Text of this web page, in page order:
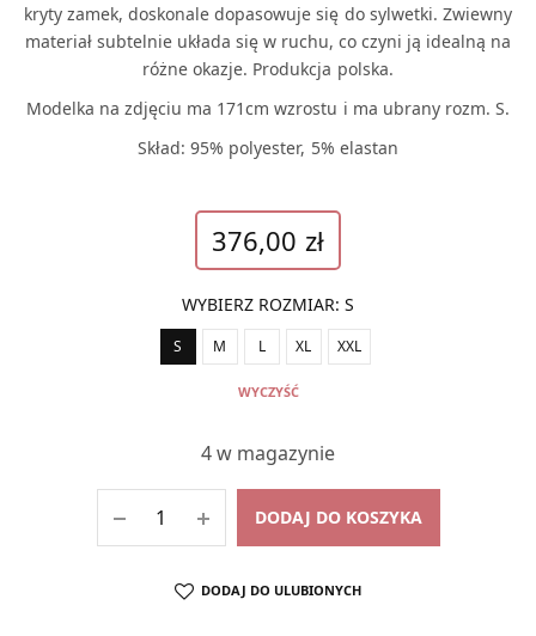
kryty zamek, doskonale dopasowuje się do sylwetki. Zwiewny
materiał subtelnie układa się w ruchu, co czyni ją idealną na
różne okazje. Produkcja polska.
Modelka na zdjęciu ma 171cm wzrostu i ma ubrany rozm. S.
Skład: 95% polyester, 5% elastan
376,00 zł
WYBIERZ ROZMIAR: S
S M L XL XXL
WYCZYŚĆ
4 w magazynie
DODAJ DO KOSZYKA
DODAJ DO ULUBIONYCH